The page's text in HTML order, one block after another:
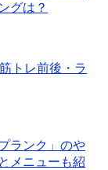
グは？
トレ前後・ラ
ランク」のや
メニューも紹